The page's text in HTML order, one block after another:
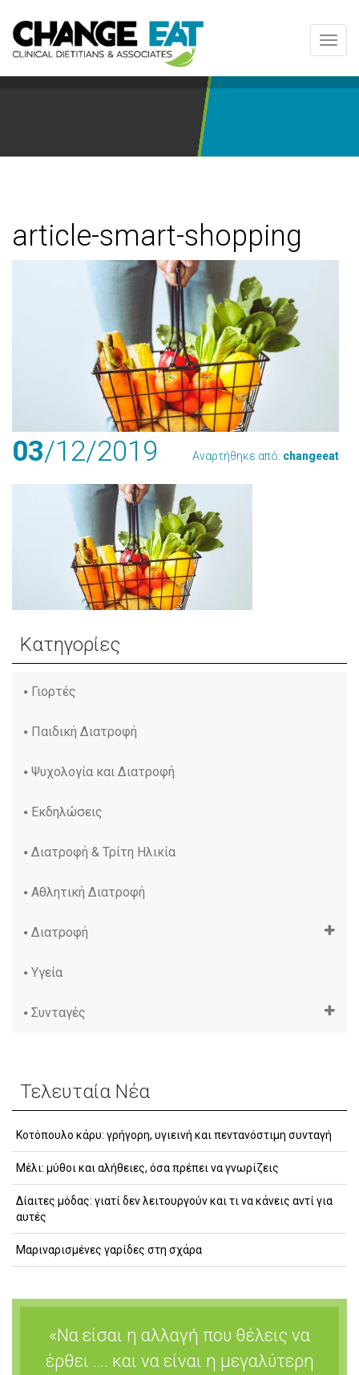
article-smart-shopping
03/12/2019 Αναρτήθηκε από: changeeat
Κατηγορίες
Γιορτές
Παιδική Διατροφή
Ψυχολογία και Διατροφή
Εκδηλώσεις
Διατροφή & Τρίτη Ηλικία
Αθλητική Διατροφή
Διατροφή
Υγεία
Συνταγές
Τελευταία Νέα
Κοτόπουλο κάρυ: γρήγορη, υγιεινή και πεντανόστιμη συνταγή
Μέλι: μύθοι και αλήθειες, όσα πρέπει να γνωρίζεις
Δίαιτες μόδας: γιατί δεν λειτουργούν και τι να κάνεις αντί για
αυτές
Μαριναρισμένες γαρίδες στη σχάρα
«Να είσαι η αλλαγή που θέλεις να
έρθει …. και να είναι η μεγαλύτερη